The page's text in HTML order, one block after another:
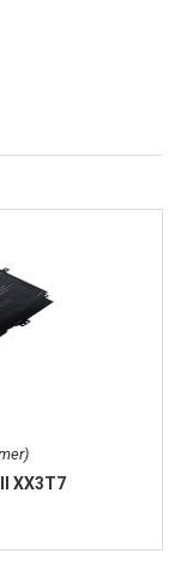
XX3T7